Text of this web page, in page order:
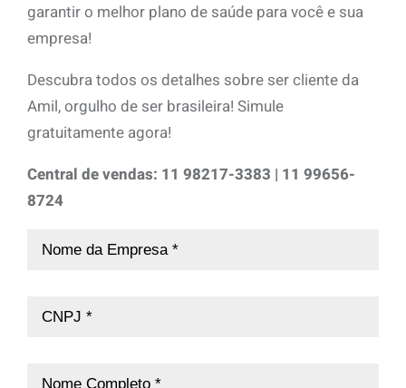
garantir o melhor plano de saúde para você e sua
empresa!
Descubra todos os detalhes sobre ser cliente da
Amil, orgulho de ser brasileira! Simule
gratuitamente agora!
Central de vendas: 11 98217-3383 | 11 99656-
8724